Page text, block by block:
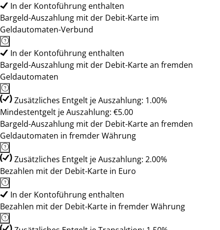
In der Kontoführung enthalten
Bargeld-Auszahlung mit der Debit-Karte im
Geldautomaten-Verbund
In der Kontoführung enthalten
Bargeld-Auszahlung mit der Debit-Karte an fremden
Geldautomaten
Zusätzliches Entgelt je Auszahlung: 1.00%
Mindestentgelt je Auszahlung: €5.00
Bargeld-Auszahlung mit der Debit-Karte an fremden
Geldautomaten in fremder Währung
Zusätzliches Entgelt je Auszahlung: 2.00%
Bezahlen mit der Debit-Karte in Euro
In der Kontoführung enthalten
Bezahlen mit der Debit-Karte in fremder Währung